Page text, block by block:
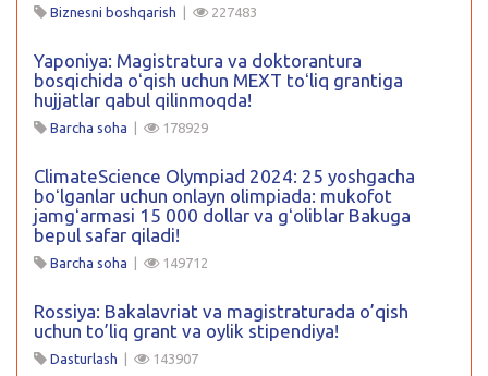
Biznesni boshqarish | 227483
Yaponiya: Magistratura va doktorantura
bosqichida oʻqish uchun MEXT toʻliq grantiga
hujjatlar qabul qilinmoqda!
Barcha soha | 178929
ClimateScience Olympiad 2024: 25 yoshgacha
boʻlganlar uchun onlayn olimpiada: mukofot
jamgʻarmasi 15 000 dollar va gʻoliblar Bakuga
bepul safar qiladi!
Barcha soha | 149712
Rossiya: Bakalavriat va magistraturada o’qish
uchun to’liq grant va oylik stipendiya!
Dasturlash | 143907